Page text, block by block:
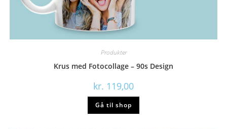
Produkter
Krus med Fotocollage – 90s Design
kr. 119,00
Gå til shop